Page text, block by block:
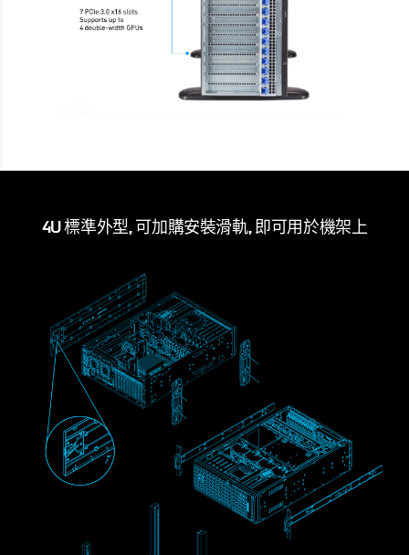
4U 標準外型, 可加購安裝滑軌, 即可用於機架上